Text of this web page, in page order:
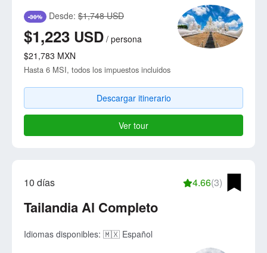
-30% Desde: $1,748 USD
$1,223 USD / persona
$21,783 MXN
Hasta 6 MSI, todos los impuestos incluidos
Descargar itinerario
Ver tour
10 días 4.66(3)
Tailandia Al Completo
Idiomas disponibles: 🇲🇽 Español